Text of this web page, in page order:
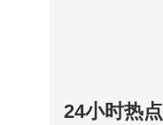
24小时热点